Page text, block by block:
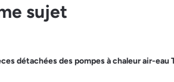
sujet
détachées des pompes à chaleur air-eau